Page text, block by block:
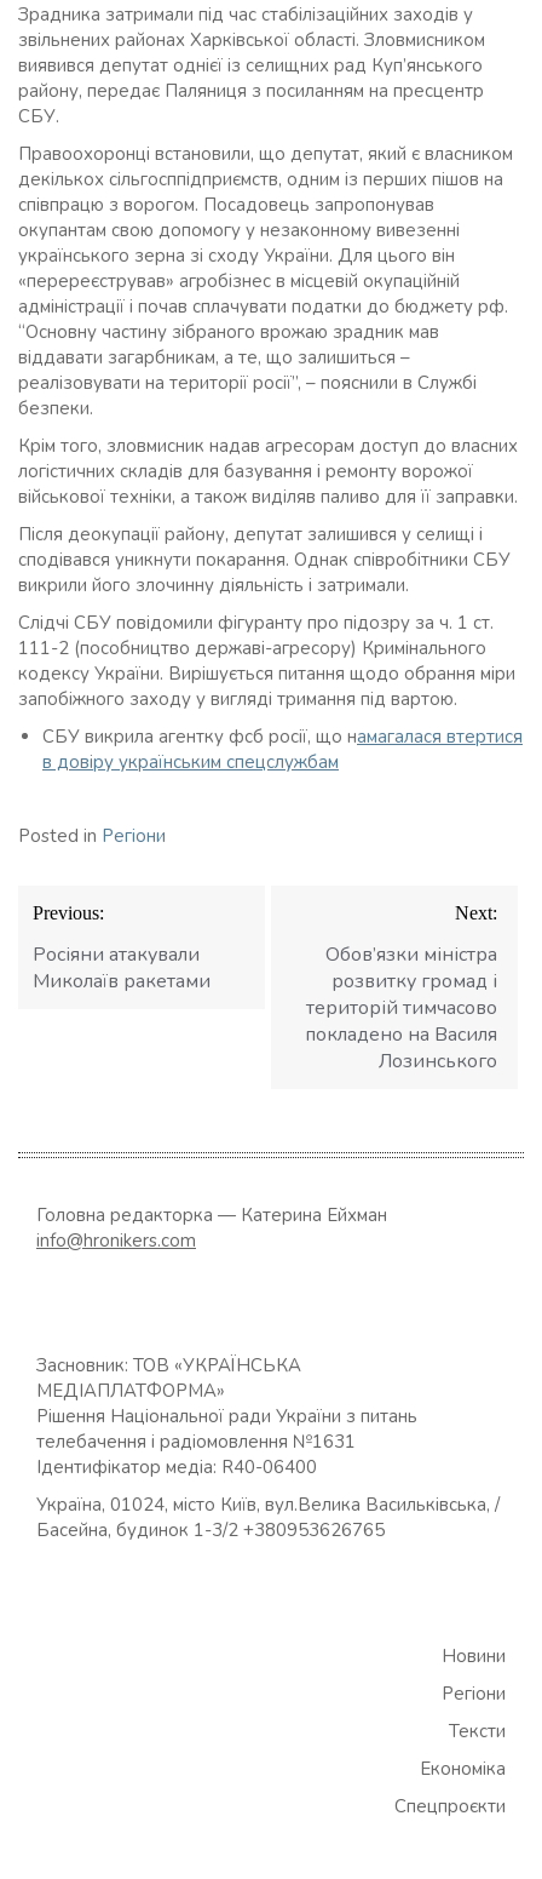
Зрадника затримали під час стабілізаційних заходів у
звільнених районах Харківської області. Зловмисником
виявився депутат однієї із селищних рад Куп’янського
району, передає Паляниця з посиланням на пресцентр
СБУ.
Правоохоронці встановили, що депутат, який є власником
декількох сільгосппідприємств, одним із перших пішов на
співпрацю з ворогом. Посадовець запропонував
окупантам свою допомогу у незаконному вивезенні
українського зерна зі сходу України. Для цього він
«перереєстрував» агробізнес в місцевій окупаційній
адміністрації і почав сплачувати податки до бюджету рф.
“Основну частину зібраного врожаю зрадник мав
віддавати загарбникам, а те, що залишиться –
реалізовувати на території росії”, – пояснили в Службі
безпеки.
Крім того, зловмисник надав агресорам доступ до власних
логістичних складів для базування і ремонту ворожої
військової техніки, а також виділяв паливо для її заправки.
Після деокупації району, депутат залишився у селищі і
сподівався уникнути покарання. Однак співробітники СБУ
викрили його злочинну діяльність і затримали.
Слідчі СБУ повідомили фігуранту про підозру за ч. 1 ст.
111-2 (пособництво державі-агресору) Кримінального
кодексу України. Вирішується питання щодо обрання міри
запобіжного заходу у вигляді тримання під вартою.
СБУ викрила агентку фсб росії, що намагалася втертися
в довіру українським спецслужбам
Posted in Регіони
Навігація
записів
Previous:
Росіяни атакували
Миколаїв ракетами
Next:
Обов’язки міністра
розвитку громад і
територій тимчасово
покладено на Василя
Лозинського
Головна редакторка — Катерина Ейхман
info@hronikers.com
Засновник: ТОВ «УКРАЇНСЬКА
МЕДІАПЛАТФОРМА»
Рішення Національної ради України з питань
телебачення і радіомовлення №1631
Ідентифікатор медіа: R40-06400
Україна, 01024, місто Київ, вул.Велика Васильківська, /
Басейна, будинок 1-3/2 +380953626765
Новини
Регіони
Тексти
Економіка
Спецпроєкти